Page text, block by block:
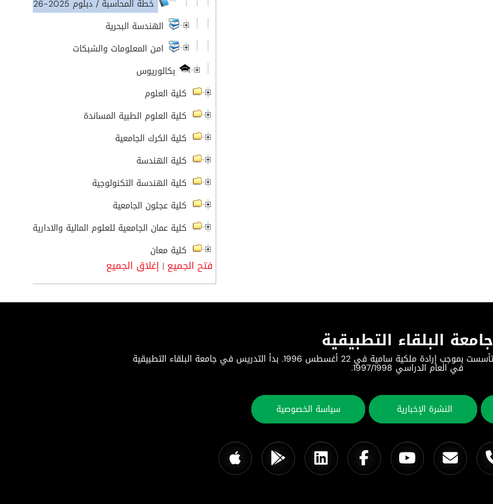
خطة المحاسبة / دبلوم 2025-2026
الهندسة البحرية
امن المعلومات والشبكات
بكالوريوس
كلية العلوم
كلية العلوم الطبية المساندة
كلية الكرك الجامعية
كلية الهندسة
كلية الهندسة التكنولوجية
كلية عجلون الجامعية
كلية عمان الجامعية للعلوم المالية والادارية
كلية معان
فتح الجميع | إغلاق الجميع
جامعة البلقاء التطبيقية
جامعة البلقاء التطبيقية هي جامعة حكومية متميزة تأسست بموجب إرادة ملكية سامية في 22 أغسطس 1996. بدأ التدريس في جامعة البلقاء التطبيقية
في العام الدراسي 1997/1998.
النشرة الإخبارية سياسة الخصوصية